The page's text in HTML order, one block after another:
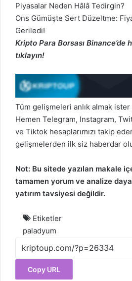
Piyasalar Neden Hâlâ Tedirgin?
Ons Gümüşte Sert Düzeltme:
Geriledi!
Kripto Para Borsası Binance’de
tıklayın!
Tüm gelişmeleri anlık almak
Hemen Telegram, Instagram,
ve Tiktok hesaplarımızı takip
gelişmelerden ilk siz haberdar
Not: Bu sitede yazılan makale
tamamen yorum ve analize
yatırım tavsiyesi değildir.
Etiketler
paladyum
Copy URL